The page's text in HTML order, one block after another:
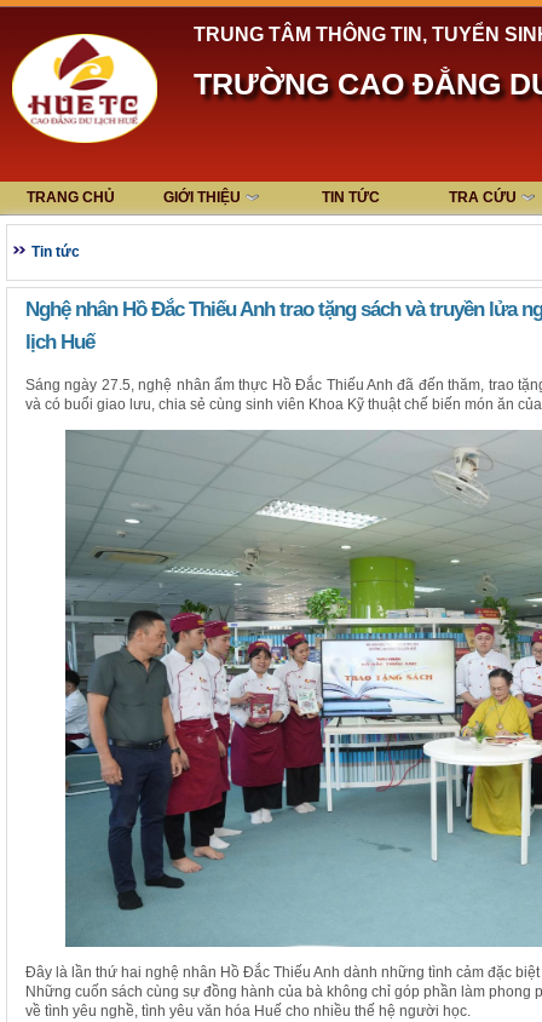
TRUNG TÂM THÔNG TIN, TUYỂN
TRƯỜNG CAO ĐẲNG
TRANG CHỦ GIỚI THIỆU TIN TỨC TRA CỨU
Tin tức
Nghệ nhân Hồ Đắc Thiếu Anh trao tặng sách và truyền lửa
lịch Huế
Sáng ngày 27.5, nghệ nhân ẩm thực Hồ Đắc Thiếu Anh đã đến thăm, trao
và có buổi giao lưu, chia sẻ cùng sinh viên Khoa Kỹ thuật chế biến món ăn
Đây là lần thứ hai nghệ nhân Hồ Đắc Thiếu Anh dành những tình cảm đặc
Những cuốn sách cùng sự đồng hành của bà không chỉ góp phần làm phong
về tình yêu nghề, tình yêu văn hóa Huế cho nhiều thế hệ người học.